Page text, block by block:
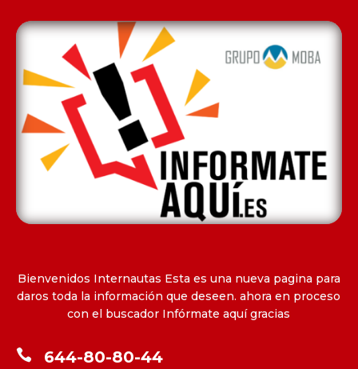
Bienvenidos Internautas Esta es una nueva pagina para
daros toda la información que deseen. ahora en proceso
con el buscador Infórmate aquí gracias
 644-80-80-44